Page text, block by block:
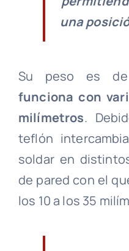
una
Su peso es
funciona con
milímetros.
teflón
soldar en
de pared con el
los 10 a los 35